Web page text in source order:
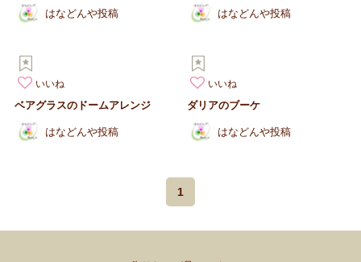
はなどんや投稿 はなどんや投稿
いいね
ベアグラスのドームアレンジ
はなどんや投稿
いいね
ダリアのブーケ
はなどんや投稿
1